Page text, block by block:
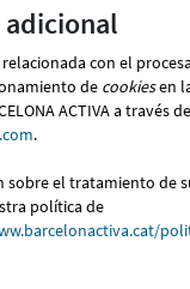
con el
de cookiesen
ACTIVA a través
.
sobre el tratamiento de
política de